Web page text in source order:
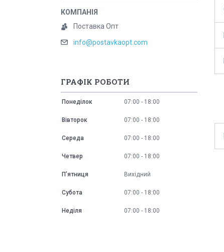
Поставка Опт
info@postavkaopt.com
ГРАФІК РОБОТИ
Понеділок 07:00 18:00
Вівторок 07:00 18:00
Середа 07:00 18:00
Четвер 07:00 18:00
Пʼятниця Вихідний
Субота 07:00 18:00
Неділя 07:00 18:00